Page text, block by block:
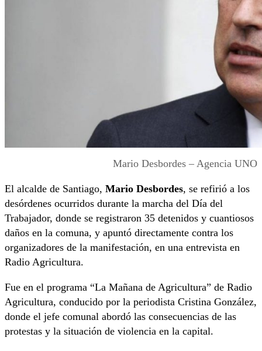
Mario Desbordes – Agencia UNO
El alcalde de Santiago, Mario Desbordes, se refirió a los
desórdenes ocurridos durante la marcha del Día del
Trabajador, donde se registraron 35 detenidos y cuantiosos
daños en la comuna, y apuntó directamente contra los
organizadores de la manifestación, en una entrevista en
Radio Agricultura.
Fue en el programa “La Mañana de Agricultura” de Radio
Agricultura, conducido por la periodista Cristina González,
donde el jefe comunal abordó las consecuencias de las
protestas y la situación de violencia en la capital.